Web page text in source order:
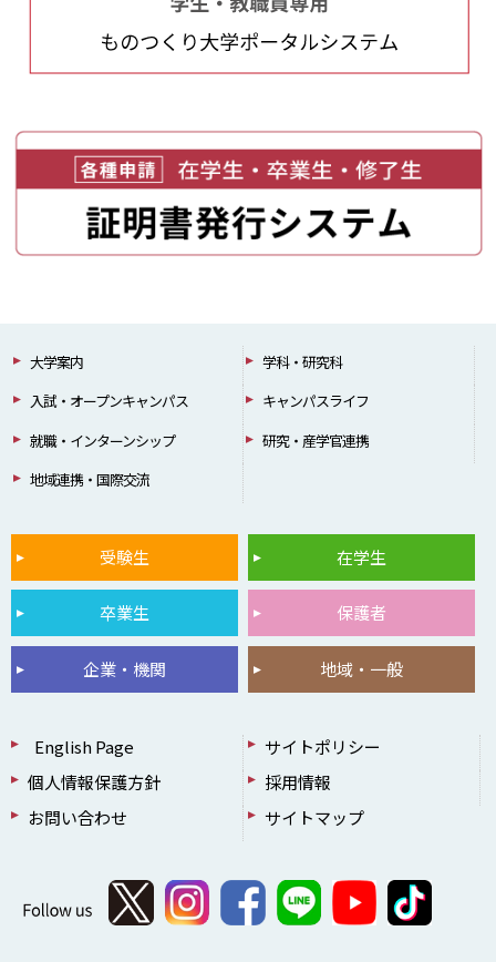
大学案内
学科・研究科
入試・オープンキャンパス
キャンパスライフ
就職・インターンシップ
研究・産学官連携
地域連携・国際交流
受験生 在学生
卒業生 保護者
企業・機関 地域・一般
English Page
サイトポリシー
個人情報保護方針
採用情報
お問い合わせ
サイトマップ